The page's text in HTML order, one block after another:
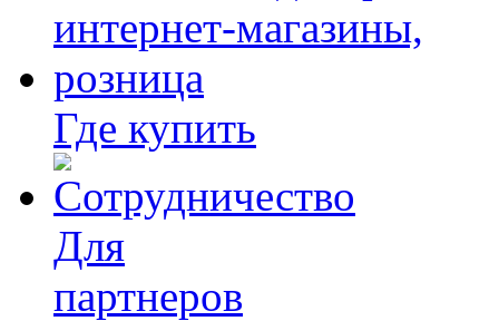
Где купить
Для
партнеров